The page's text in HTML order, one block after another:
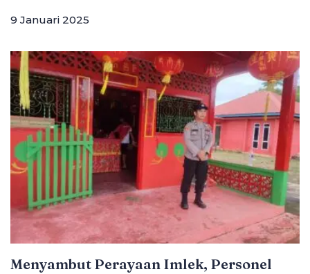
9 Januari 2025
Menyambut Perayaan Imlek, Personel